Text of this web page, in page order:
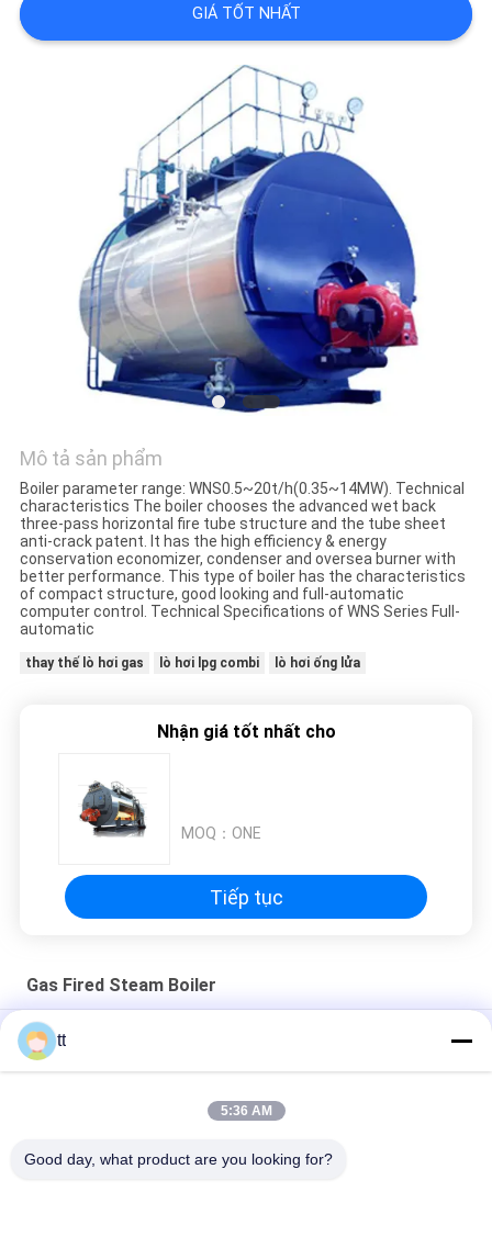
SOÁT
CHÚNG
YÊU
CẦU
BÁO
GIÁ
SƠ
ĐỒ
CHÍNH
GIÁ TỐT NHẤT
Mô tả sản phẩm
Boiler parameter range: WNS0.5~20t/h(0.35~14MW). Technical
characteristics The boiler chooses the advanced wet back
three-pass horizontal fire tube structure and the tube sheet
anti-crack patent. It has the high efficiency & energy
conservation economizer, condenser and oversea burner with
better performance. This type of boiler has the characteristics
of compact structure, good looking and full-automatic
computer control. Technical Specifications of WNS Series Full-
automatic
thay thế lò hơi gas lò hơi lpg combi lò hơi ống lửa
Nhận giá tốt nhất cho
MOQ： ONE
Tiếp tục
Gas Fired Steam Boiler
Bộ trao đổi nhiệt bằng than chì chống gỉ Bộ trao đổi nhiệt
ngược dòng từ nước sang không khí
tt
5:36 AM
Good day, what product are you looking for?